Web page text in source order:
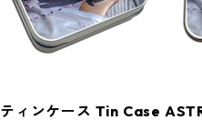
ティンケース Tin Case